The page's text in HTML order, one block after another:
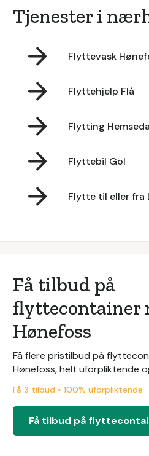
Tjenester i
Flyttevask
Flyttehjelp Flå
Flytting
Flyttebil Gol
Flytte til eller fra
Få tilbud på
flyttecontainer
Hønefoss
Få flere pristilbud på
Hønefoss, helt uforpliktende
Få 3 tilbud • 100% uforpliktende
Få tilbud på